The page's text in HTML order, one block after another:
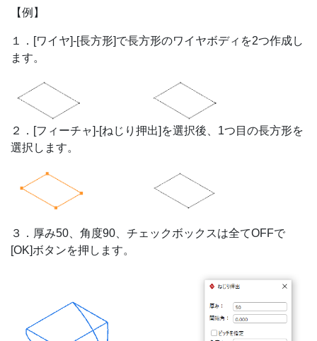
【例】
１．[ワイヤ]-[長方形]で長方形のワイヤボディを2つ作成し
ます。
２．[フィーチャ]-[ねじり押出]を選択後、1つ目の長方形を
選択します。
３．厚み50、角度90、チェックボックスは全てOFFで
[OK]ボタンを押します。